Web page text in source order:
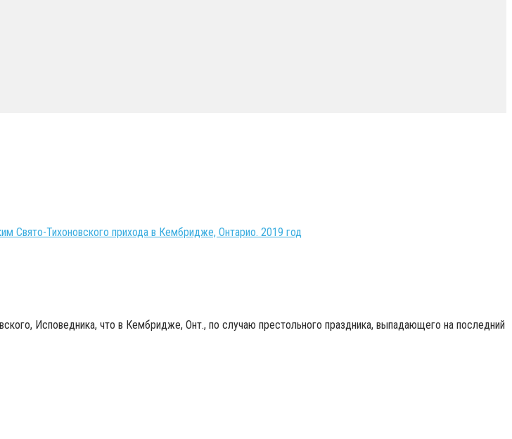
Свято-Тихоновского прихода в Кембридже, Онтарио. 2019 год
Исповедника, что в Кембридже, Онт., по случаю престольного праздника, выпадающего на последний